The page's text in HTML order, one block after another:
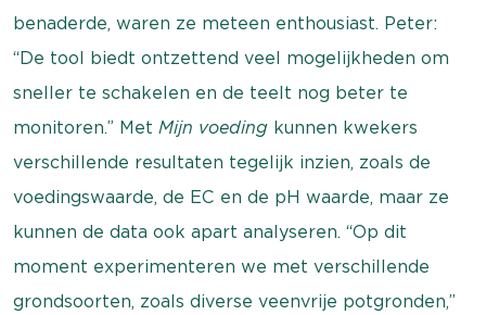
benaderde, waren ze meteen enthousiast. Peter:
“De tool biedt ontzettend veel mogelijkheden om
sneller te schakelen en de teelt nog beter te
monitoren.” Met Mijn voeding kunnen kwekers
verschillende resultaten tegelijk inzien, zoals de
voedingswaarde, de EC en de pH waarde, maar ze
kunnen de data ook apart analyseren. “Op dit
moment experimenteren we met verschillende
grondsoorten, zoals diverse veenvrije potgronden,”